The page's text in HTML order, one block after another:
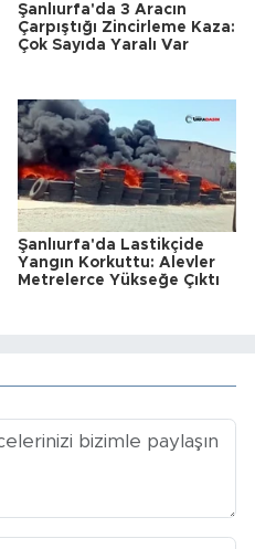
Şanlıurfa'da 3 Aracın
Çarpıştığı Zincirleme Kaza:
Çok Sayıda Yaralı Var
Şanlıurfa'da Lastikçide
Yangın Korkuttu: Alevler
Metrelerce Yükseğe Çıktı